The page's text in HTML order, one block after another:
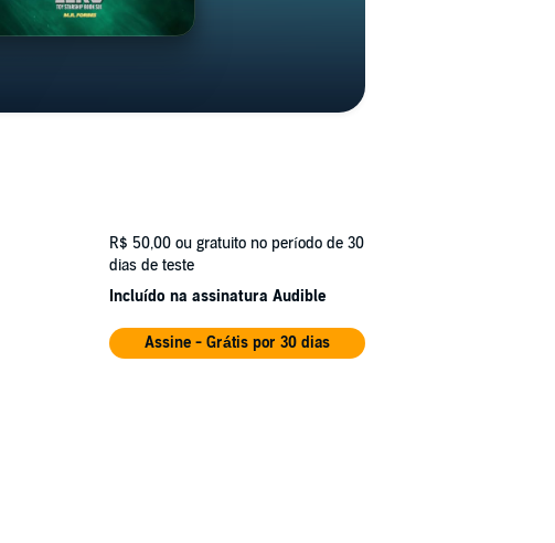
R$ 50,00 ou gratuito no período de 30
dias de teste
Incluído na assinatura Audible
Assine - Grátis por 30 dias